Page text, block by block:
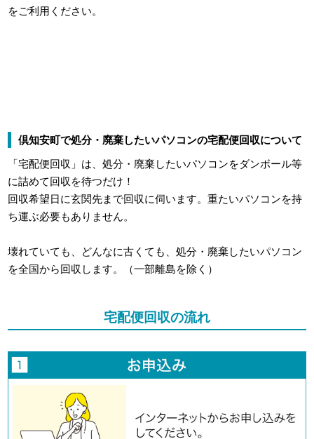
をご利用ください。
倶知安町で処分・廃棄したいパソコンの宅配便回収について
「宅配便回収」は、処分・廃棄したいパソコンをダンボール等
に詰めて回収を待つだけ！
回収希望日に玄関先まで回収に伺います。重たいパソコンを持
ち運ぶ必要もありません。
壊れていても、どんなに古くても、処分・廃棄したいパソコン
を全国から回収します。（一部離島を除く）
宅配便回収の流れ